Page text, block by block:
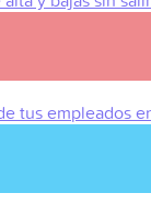
tus empleados